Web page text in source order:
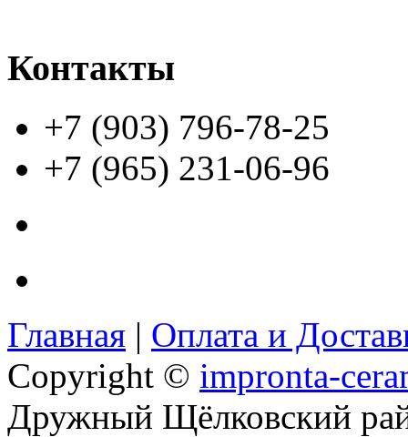
Контакты
+7 (903) 796-78-25
+7 (965) 231-06-96
Главная | Оплата и
Copyright © impronta-
Дружный Щёлковский